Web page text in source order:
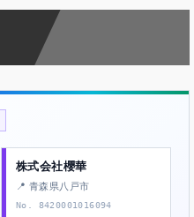
株式会社櫻華
📍 青森県八戸市
No. 8420001016094